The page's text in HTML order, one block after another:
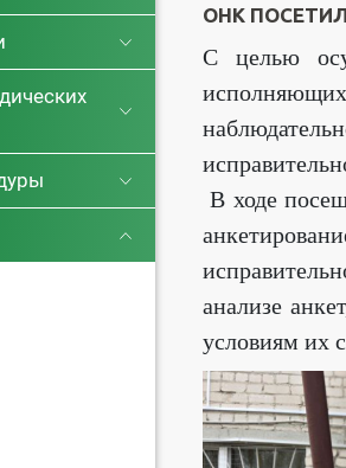
ОНК
С целью
В ходе
анализе
условиям их